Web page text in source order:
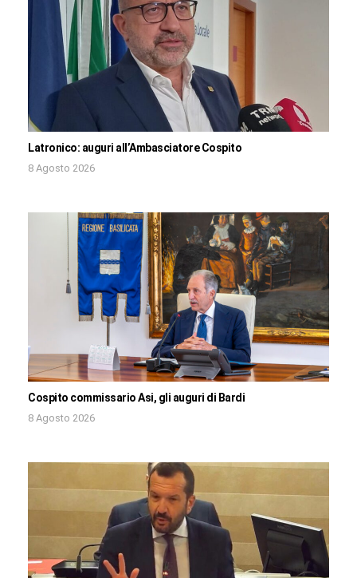
Latronico: auguri all’Ambasciatore Cospito
8 Agosto 2026
Cospito commissario Asi, gli auguri di Bardi
8 Agosto 2026